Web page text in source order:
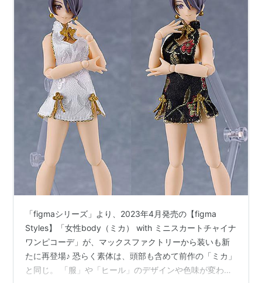
「figmaシリーズ」より、2023年4月発売の【figma
Styles】「女性body（ミカ） with ミニスカートチャイナ
ワンピコーデ」が、マックスファクトリーから装いも新
たに再登場♪ 恐らく素体は、頭部も含めて前作の「ミカ」
と同じ。 「服」や「ヒール」のデザインや色味が変わっ